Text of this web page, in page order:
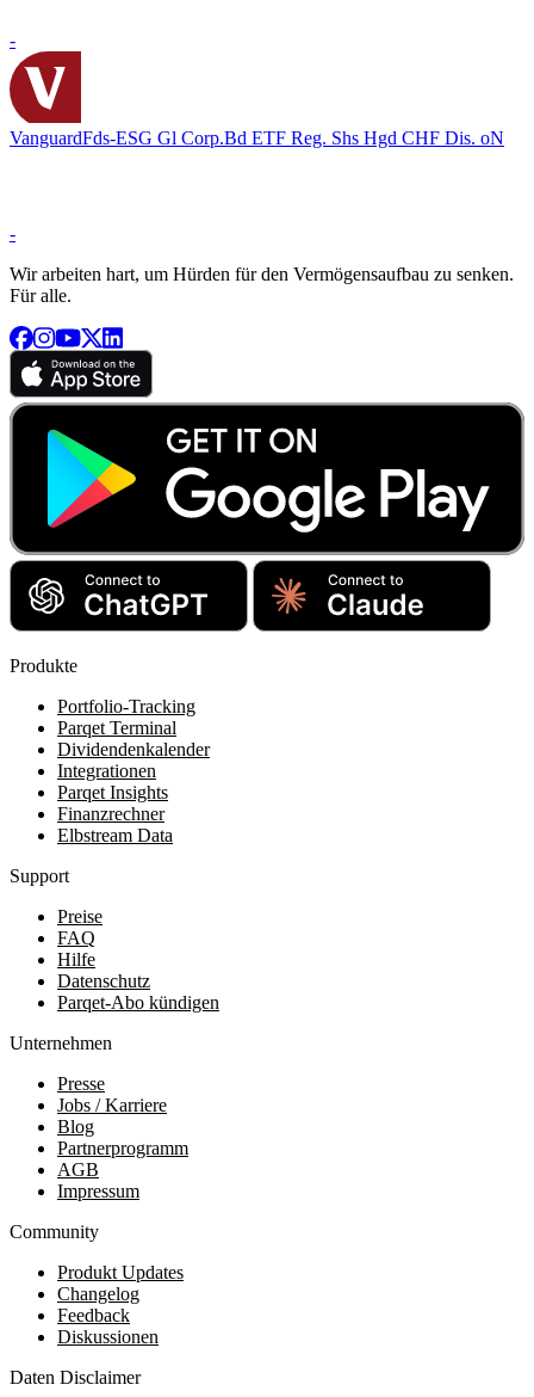
-
VanguardFds-ESG Gl Corp.Bd ETF Reg. Shs Hgd CHF Dis. oN
-
Wir arbeiten hart, um Hürden für den Vermögensaufbau zu senken.
Für alle.
Produkte
Portfolio-Tracking
Parqet Terminal
Dividendenkalender
Integrationen
Parqet Insights
Finanzrechner
Elbstream Data
Support
Preise
FAQ
Hilfe
Datenschutz
Parqet-Abo kündigen
Unternehmen
Presse
Jobs / Karriere
Blog
Partnerprogramm
AGB
Impressum
Community
Produkt Updates
Changelog
Feedback
Diskussionen
Daten Disclaimer